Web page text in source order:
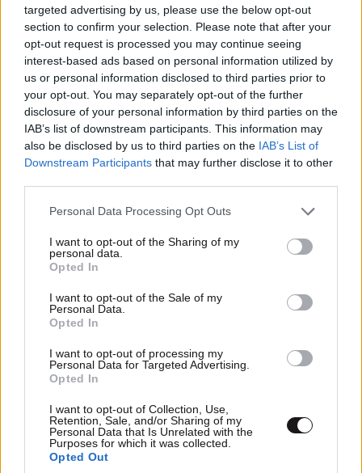
targeted advertising by us, please use the below opt-out
section to confirm your selection. Please note that after your
opt-out request is processed you may continue seeing
interest-based ads based on personal information utilized by
us or personal information disclosed to third parties prior to
your opt-out. You may separately opt-out of the further
disclosure of your personal information by third parties on the
IAB’s list of downstream participants. This information may
also be disclosed by us to third parties on the IAB’s List of
Downstream Participants that may further disclose it to other
Please note that this website/app uses one or more Google
not limited to your visit or usage behaviour. You may click to
grant or deny consent to Google and its third-party tags to
use your data for below specified purposes in below Google
consent section.
Personal Data Processing Opt Outs
I want to opt-out of the Sharing of my
personal data.
Opted In
I want to opt-out of the Sale of my
Personal Data.
Opted In
I want to opt-out of processing my
Personal Data for Targeted Advertising.
Opted In
I want to opt-out of Collection, Use,
Retention, Sale, and/or Sharing of my
Personal Data that Is Unrelated with the
Purposes for which it was collected.
Opted Out
Οι 7 καθημερινές συνήθειες που ορκίζονται οι
ειδικοί στον ύπνο – Και οι περισσότεροι από
εμάς αγνοούμε